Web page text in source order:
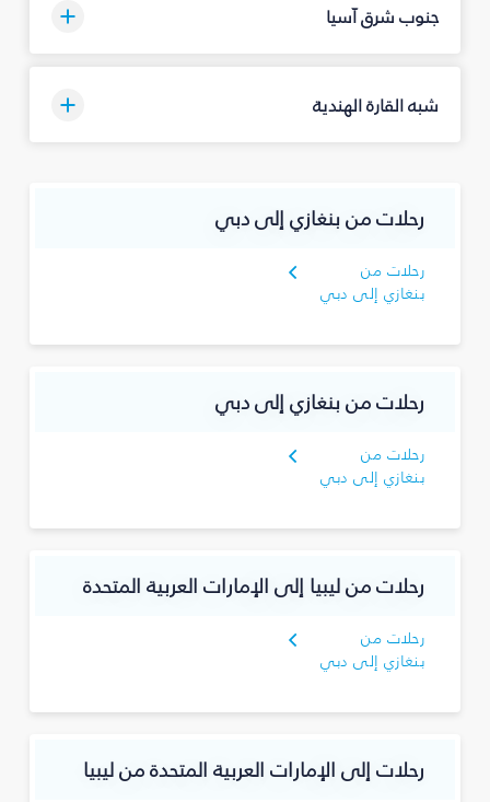
جنوب شرق آسيا
شبه القارة الهندية
رحلات من بنغازي إلى دبي
رحلات من
بنغازي إلى دبي
رحلات من بنغازي إلى دبي
رحلات من
بنغازي إلى دبي
رحلات من ليبيا إلى الإمارات العربية المتحدة
رحلات من
بنغازي إلى دبي
رحلات إلى الإمارات العربية المتحدة من ليبيا